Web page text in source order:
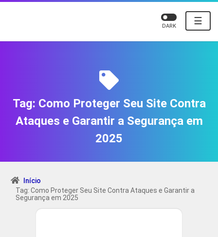
☰
DARK
Tag: Como Proteger Seu Site Contra
Ataques e Garantir a Segurança em
2025
Início
Tag: Como Proteger Seu Site Contra Ataques e Garantir a
Segurança em 2025